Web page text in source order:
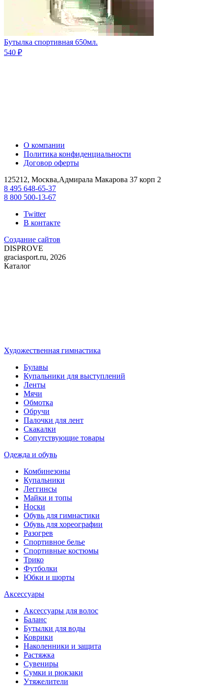
Бутылка спортивная 650мл.
540 ₽
О компании
Политика конфиденциальности
Договор оферты
125212, Москва,Адмирала Макарова 37 корп 2
8 495 648-65-37
8 800 500-13-67
Twitter
В контакте
Создание сайтов
DISPROVE
graciasport.ru, 2026
Каталог
Художественная гимнастика
Булавы
Купальники для выступлений
Ленты
Мячи
Обмотка
Обручи
Палочки для лент
Скакалки
Сопутствующие товары
Одежда и обувь
Комбинезоны
Купальники
Леггинсы
Майки и топы
Носки
Обувь для гимнастики
Обувь для хореографии
Разогрев
Спортивное белье
Спортивные костюмы
Трико
Футболки
Юбки и шорты
Аксессуары
Аксессуары для волос
Баланс
Бутылки для воды
Коврики
Наколенники и защита
Растяжка
Сувениры
Сумки и рюкзаки
Утяжелители